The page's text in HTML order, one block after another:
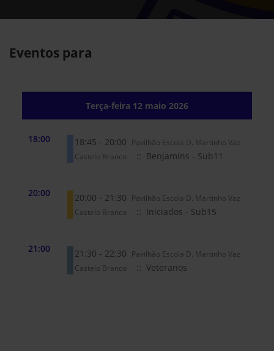
Eventos para
Terça-feira 12 maio 2026
18:00 18:45 - 20:00 Pavilhão Escola D. Martinho Vaz
Castelo Branco
:: Benjamins - Sub11
20:00 20:00 - 21:30 Pavilhão Escola D. Martinho Vaz
Castelo Branco
:: Iniciados - Sub15
21:00 21:30 - 22:30 Pavilhão Escola D. Martinho Vaz
Castelo Branco
:: Veteranos